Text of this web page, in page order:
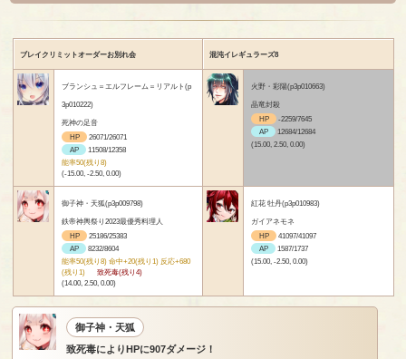
ブレイクリミットオーダーお別れ会 混沌イレギュラーズ8
ブランシュ＝エルフレーム＝リアルト(p
3p010222)
死神の足音
HP
26071/26071
AP
11508/12358
能率50(残り8)
(-15.00, -2.50, 0.00)
火野・彩陽(p3p010663)
晶竜封殺
HP
-2259/7645
AP
12684/12684
(15.00, 2.50, 0.00)
御子神・天狐(p3p009798)
鉄帝神輿祭り2023最優秀料理人
HP
25186/25383
AP
8232/8604
能率50(残り8) 命中+20(残り1) 反応+680
(残り1)
致死毒(残り4)
(14.00, 2.50, 0.00)
紅花 牡丹(p3p010983)
ガイアネモネ
HP
41097/41097
AP
1587/1737
(15.00, -2.50, 0.00)
御子神・天狐
致死毒によりHPに907ダメージ！